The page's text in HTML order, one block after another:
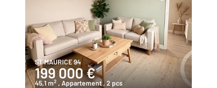
ST MAURICE 94
199 000 €
45,1 m2 , Appartement , 2 pcs